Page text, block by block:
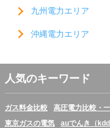
九州電力エリア
沖縄電力エリア
人気のキーワード
ガス料金比較 高圧電力比較・
東京ガスの電気
auでんき（kddi